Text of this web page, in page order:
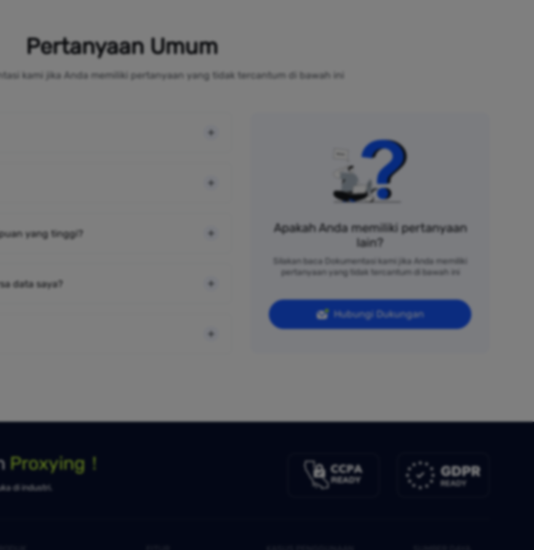
Pertanyaan Umum
kami jika Anda memiliki pertanyaan yang tidak tercantum di bawah ini
yang tinggi?
data saya?
Apakah Anda memiliki pertanyaan
lain?
Silakan baca Dokumentasi kami jika Anda memiliki
pertanyaan yang tidak tercantum di bawah ini
Hubungi Dukungan
Proxying！
di industri.